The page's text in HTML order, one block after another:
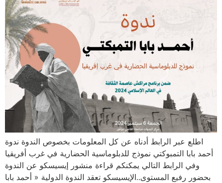
اطلع عبر الرابط أدناه عن كل المعلومات بخصوص الندوة ندوة
أحمد بابا التمبوكتي نموذج للدبلوماسية الحضارية في غرب أفريقيا
وفي الرابط التالي يمكنكم قراءة منشور إيسيسكو عن الندوة
بحضور رفيع المستوى..الإيسيسكو تعقد الندوة الدولية « أحمد بابا